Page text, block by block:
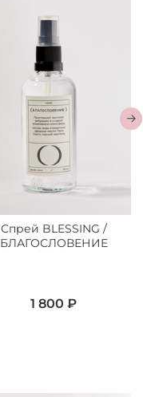
Спрей BLESSING /
БЛАГОСЛОВЕНИЕ
1 800 ₽